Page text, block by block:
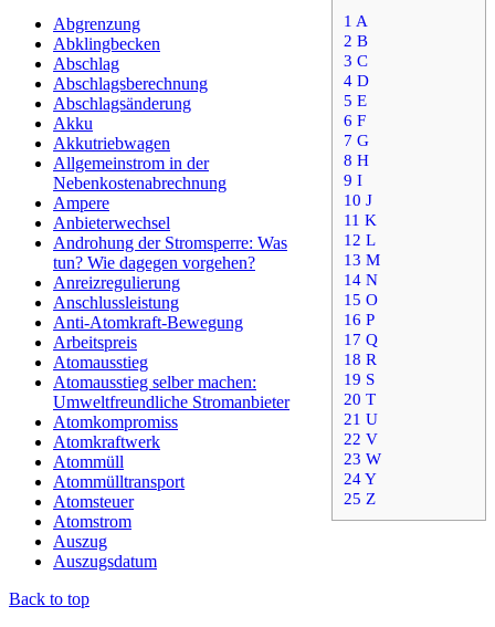
1 A
2 B
3 C
4 D
5 E
6 F
7 G
8 H
9 I
10 J
11 K
12 L
13 M
14 N
15 O
16 P
17 Q
18 R
19 S
20 T
21 U
22 V
23 W
24Y
25 Z
Abgrenzung
Abklingbecken
Abschlag
Abschlagsberechnung
Abschlagsänderung
Akku
Akkutriebwagen
Allgemeinstrom in der
Nebenkostenabrechnung
Ampere
Anbieterwechsel
Androhung der Stromsperre: Was
tun? Wie dagegen vorgehen?
Anreizregulierung
Anschlussleistung
Anti-Atomkraft-Bewegung
Arbeitspreis
Atomausstieg
Atomausstieg selber machen:
Umweltfreundliche Stromanbieter
Atomkompromiss
Atomkraftwerk
Atommüll
Atommülltransport
Atomsteuer
Atomstrom
Auszug
Auszugsdatum
Back to top